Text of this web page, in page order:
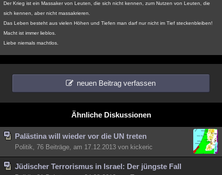
Der Krieg ist ein Massaker von Leuten, die sich nicht kennen, zum Nutzen von Leuten, die
sich kennen, aber nicht massakrieren.
Das Leben besteht aus vielen Höhen und Tiefen man darf nur nicht im Tief steckenbleiben!
Macht ist immer lieblos.
Liebe niemals machtlos.
neuen Beitrag verfassen
Ähnliche Diskussionen
Palästina will wieder vor die UN treten
Politik, 76 Beiträge, am 17.12.2013 von kickeric
Jüdischer Terrorismus in Israel: Der jüngste Fall